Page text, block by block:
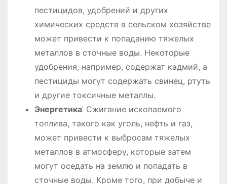
пестицидов, удобрений и других
химических средств в сельском хозяйстве
может привести к попаданию тяжелых
металлов в сточные воды. Некоторые
удобрения, например, содержат кадмий, а
пестициды могут содержать свинец, ртуть
и другие токсичные металлы.
Энергетика⁚ Сжигание ископаемого
топлива, такого как уголь, нефть и газ,
может привести к выбросам тяжелых
металлов в атмосферу, которые затем
могут оседать на землю и попадать в
сточные воды. Кроме того, при добыче и